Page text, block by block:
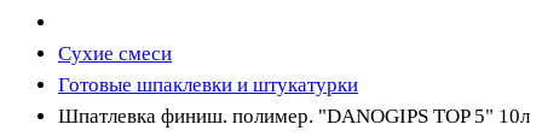
Сухие смеси
Готовые шпаклевки и штукатурки
Шпатлевка финиш. полимер. "DANOGIPS TOP 5" 10л